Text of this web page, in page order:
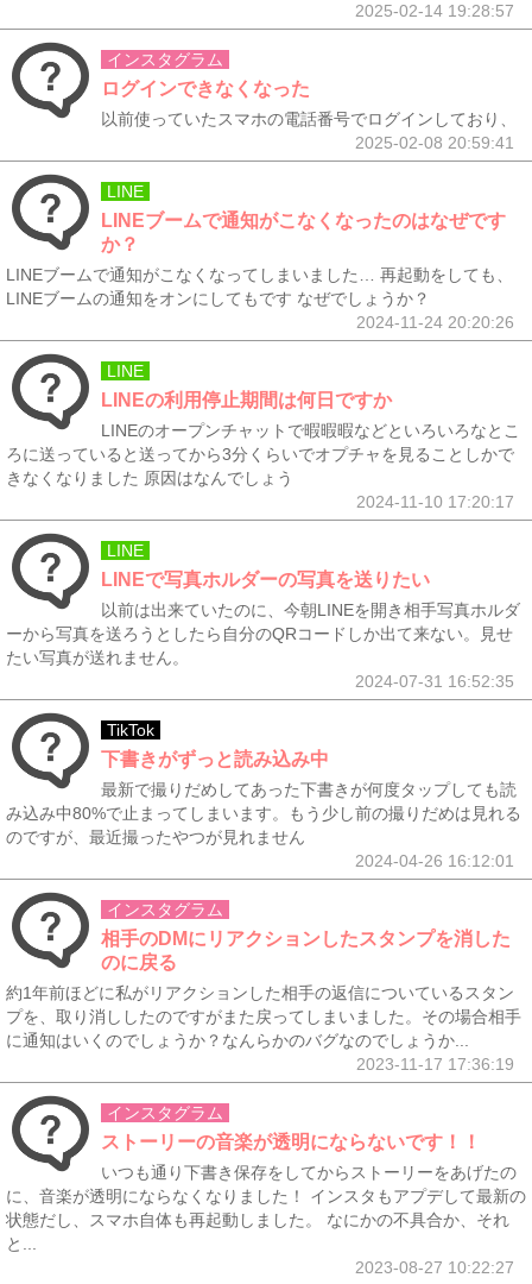
2025-02-14 19:28:57
インスタグラム
ログインできなくなった
以前使っていたスマホの電話番号でログインしており、
2025-02-08 20:59:41
LINE
LINEブームで通知がこなくなったのはなぜです
か？
LINEブームで通知がこなくなってしまいました… 再起動をしても、
LINEブームの通知をオンにしてもです なぜでしょうか？
2024-11-24 20:20:26
LINE
LINEの利用停止期間は何日ですか
LINEのオープンチャットで暇暇暇などといろいろなとこ
ろに送っていると送ってから3分くらいでオプチャを見ることしかで
きなくなりました 原因はなんでしょう
2024-11-10 17:20:17
LINE
LINEで写真ホルダーの写真を送りたい
以前は出来ていたのに、今朝LINEを開き相手写真ホルダ
ーから写真を送ろうとしたら自分のQRコードしか出て来ない。見せ
たい写真が送れません。
2024-07-31 16:52:35
TikTok
下書きがずっと読み込み中
最新で撮りだめしてあった下書きが何度タップしても読
み込み中80%で止まってしまいます。もう少し前の撮りだめは見れる
のですが、最近撮ったやつが見れません
2024-04-26 16:12:01
インスタグラム
相手のDMにリアクションしたスタンプを消した
のに戻る
約1年前ほどに私がリアクションした相手の返信についているスタン
プを、取り消ししたのですがまた戻ってしまいました。その場合相手
に通知はいくのでしょうか？なんらかのバグなのでしょうか...
2023-11-17 17:36:19
インスタグラム
ストーリーの音楽が透明にならないです！！
いつも通り下書き保存をしてからストーリーをあげたの
に、音楽が透明にならなくなりました！ インスタもアプデして最新の
状態だし、スマホ自体も再起動しました。 なにかの不具合か、それ
と...
2023-08-27 10:22:27